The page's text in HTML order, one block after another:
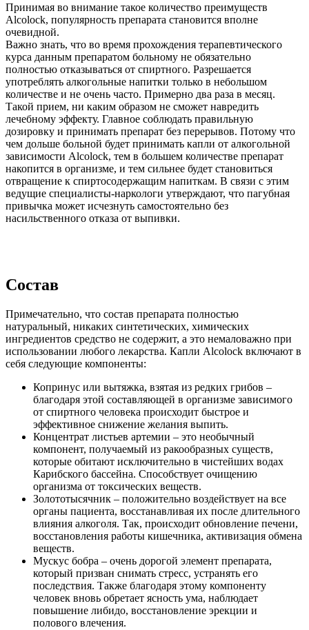
Принимая во внимание такое количество преимуществ
Alcolock, популярность препарата становится вполне
очевидной.
Важно знать, что во время прохождения терапевтического
курса данным препаратом больному не обязательно
полностью отказываться от спиртного. Разрешается
употреблять алкогольные напитки только в небольшом
количестве и не очень часто. Примерно два раза в месяц.
Такой прием, ни каким образом не сможет навредить
лечебному эффекту. Главное соблюдать правильную
дозировку и принимать препарат без перерывов. Потому что
чем дольше больной будет принимать капли от алкогольной
зависимости Alcolock, тем в большем количестве препарат
накопится в организме, и тем сильнее будет становиться
отвращение к спиртосодержащим напиткам. В связи с этим
ведущие специалисты-наркологи утверждают, что пагубная
привычка может исчезнуть самостоятельно без
насильственного отказа от выпивки.
Состав
Примечательно, что состав препарата полностью
натуральный, никаких синтетических, химических
ингредиентов средство не содержит, а это немаловажно при
использовании любого лекарства. Капли Alcolock включают в
себя следующие компоненты:
Копринус или вытяжка, взятая из редких грибов –
благодаря этой составляющей в организме зависимого
от спиртного человека происходит быстрое и
эффективное снижение желания выпить.
Концентрат листьев артемии – это необычный
компонент, получаемый из ракообразных существ,
которые обитают исключительно в чистейших водах
Карибского бассейна. Способствует очищению
организма от токсических веществ.
Золототысячник – положительно воздействует на все
органы пациента, восстанавливая их после длительного
влияния алкоголя. Так, происходит обновление печени,
восстановления работы кишечника, активизация обмена
веществ.
Мускус бобра – очень дорогой элемент препарата,
который призван снимать стресс, устранять его
последствия. Также благодаря этому компоненту
человек вновь обретает ясность ума, наблюдает
повышение либидо, восстановление эрекции и
полового влечения.